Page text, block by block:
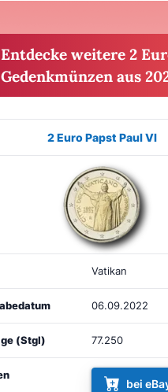
Entdecke weitere 2
Gedenkmünzen aus
Bild Land Ausgabe
2 Euro Papst Paul VI
Vatikan
06.09.2022
77.250
bei